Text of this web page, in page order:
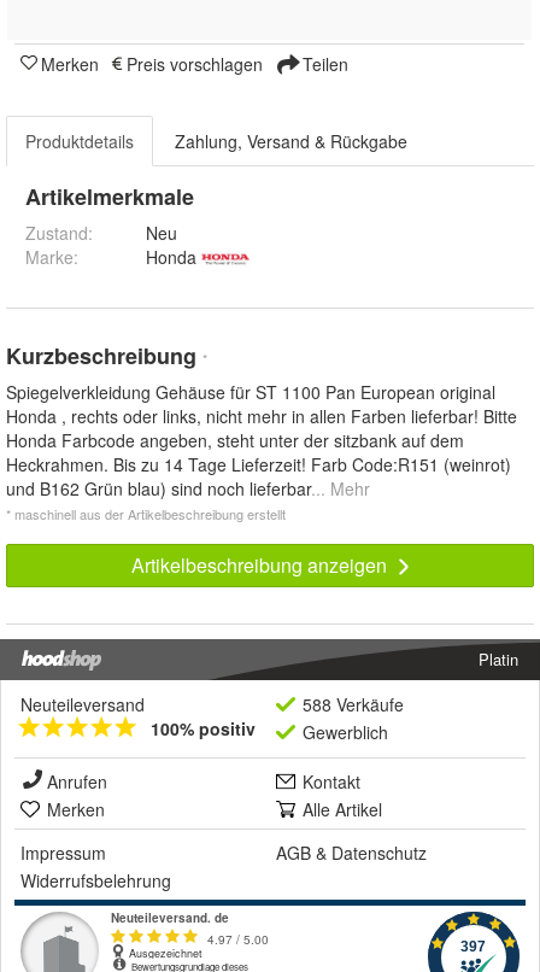
Merken Preis vorschlagen Teilen
Produktdetails Zahlung, Versand & Rückgabe
Artikelmerkmale
Zustand:
Neu
Marke:
Honda
Kurzbeschreibung *
Spiegelverkleidung Gehäuse für ST 1100 Pan European original
Honda , rechts oder links, nicht mehr in allen Farben lieferbar! Bitte
Honda Farbcode angeben, steht unter der sitzbank auf dem
Heckrahmen. Bis zu 14 Tage Lieferzeit! Farb Code:R151 (weinrot)
und B162 Grün blau) sind noch lieferbar... Mehr
* maschinell aus der Artikelbeschreibung erstellt
Artikelbeschreibung anzeigen
Platin
Neuteileversand
100% positiv
588 Verkäufe
Gewerblich
Anrufen
Kontakt
Merken
Alle Artikel
Impressum
AGB & Datenschutz
Widerrufsbelehrung